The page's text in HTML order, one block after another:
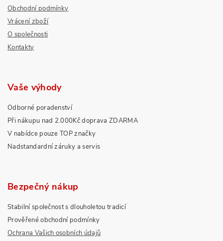
Obchodní podmínky
Vrácení zboží
O společnosti
Kontakty
Vaše výhody
Odborné poradenství
Při nákupu nad 2.000Kč doprava ZDARMA
V nabídce pouze TOP značky
Nadstandardní záruky a servis
Bezpečný nákup
Stabilní společnost s dlouholetou tradicí
Prověřené obchodní podmínky
Ochrana Vašich osobních údajů